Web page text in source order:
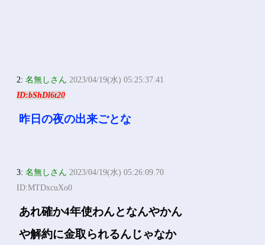
2:名無しさん 2023/04/19(水) 05:25:37.41
ID:bShDl6t20
昨日の夜の出来ごとな
3:名無しさん 2023/04/19(水) 05:26:09.70
ID:MTDxcuXo0
あれ確か4年使わんとなんやかん
や解約に金取られるんじゃなか